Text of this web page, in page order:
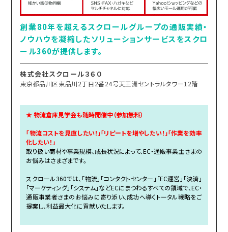
創業80年を超えるスクロールグループの通販実績・
ノウハウを凝縮したソリューションサービスをスクロ
ール360が提供します。
株式会社スクロール３６０
東京都品川区東品川2丁目2番24号天王洲セントラルタワー12階
★ 物流倉庫見学会も随時開催中（参加無料）
「物流コストを見直したい！」「リピートを増やしたい！」「作業を効率
化したい！」
取り扱い商材や事業規模、成長状況によって、EC・通販事業主さまの
お悩みはさまざまです。
スクロール360では、「物流」「コンタクトセンター」「EC運営」「決済」
「マーケティング」「システム」などECにまつわるすべての領域で、EC・
通販事業者さまのお悩みに寄り添い、成功へ導くトータル戦略をご
提案し、利益最大化に貢献いたします。